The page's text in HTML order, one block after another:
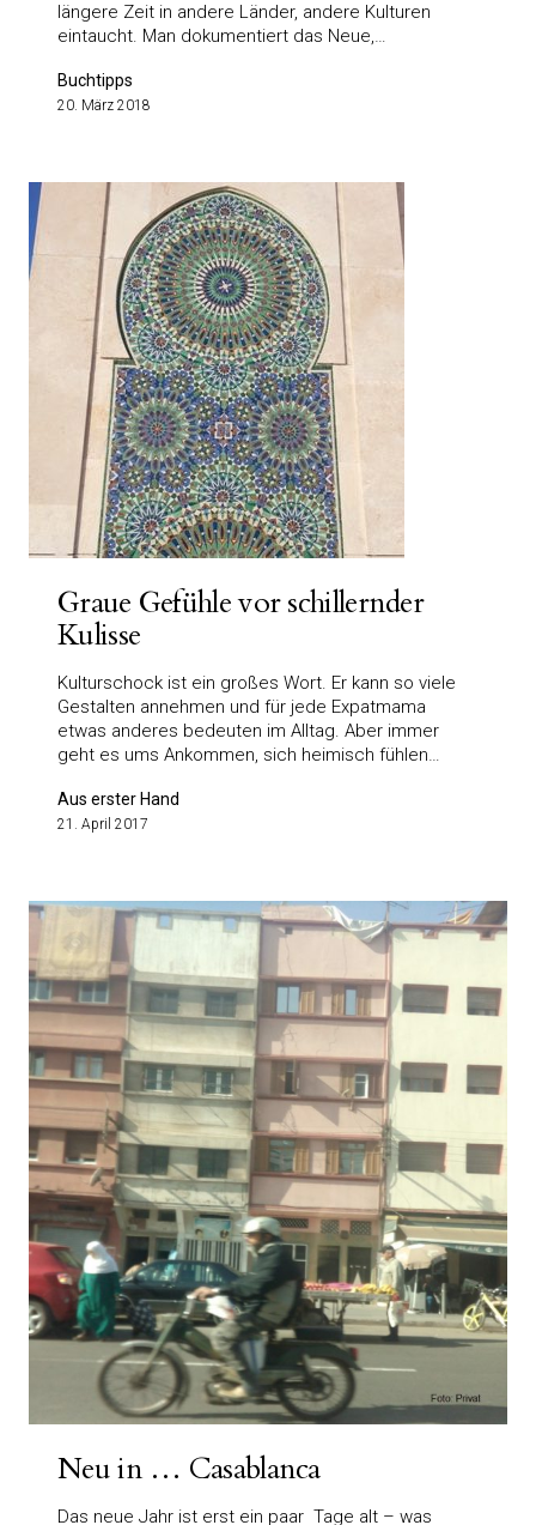
längere Zeit in andere Länder, andere Kulturen
eintaucht. Man dokumentiert das Neue,…
Buchtipps
20. März 2018
Graue Gefühle vor schillernder
Kulisse
Kulturschock ist ein großes Wort. Er kann so viele
Gestalten annehmen und für jede Expatmama
etwas anderes bedeuten im Alltag. Aber immer
geht es ums Ankommen, sich heimisch fühlen…
Aus erster Hand
21. April 2017
Neu in … Casablanca
Das neue Jahr ist erst ein paar Tage alt – was